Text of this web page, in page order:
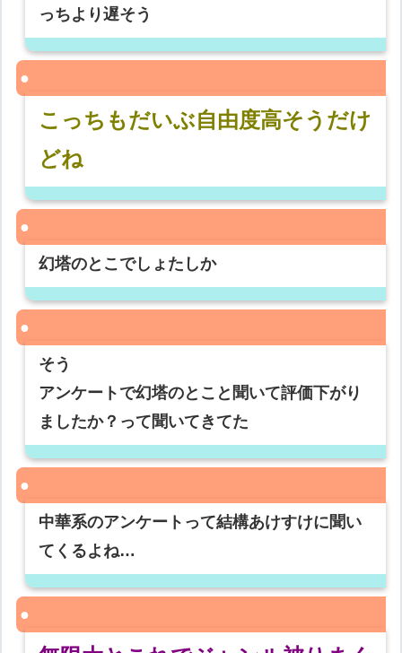
っちより遅そう
こっちもだいぶ自由度高そうだけ
どね
幻塔のとこでしょたしか
そう
アンケートで幻塔のとこと聞いて評価下がり
ましたか？って聞いてきてた
中華系のアンケートって結構あけすけに聞い
てくるよね…